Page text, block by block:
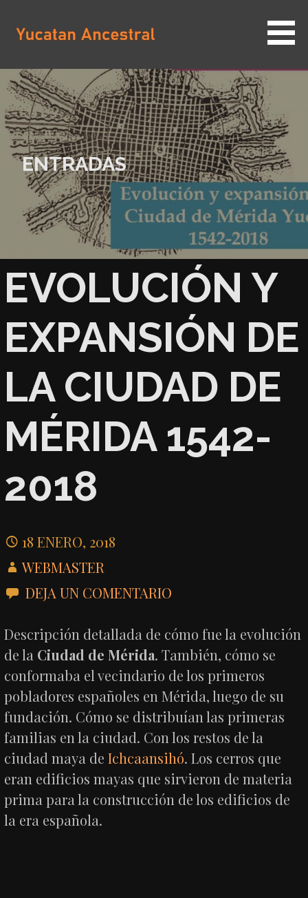
contenido
YUCATAN ANCESTRAL
ENTRADAS
EVOLUCIÓN Y
EXPANSIÓN DE
LA CIUDAD DE
MÉRIDA 1542-
2018
18 ENERO, 2018
WEBMASTER
DEJA UN COMENTARIO
Descripción detallada de cómo fue la evolución
de la Ciudad de Mérida. También, cómo se
conformaba el vecindario de los primeros
pobladores españoles en Mérida, luego de su
fundación. Cómo se distribuían las primeras
familias en la ciudad. Con los restos de la
ciudad maya deIchcaansihó. Los cerros que
eran edificios mayas que sirvieron de materia
prima para la construcción de los edificios de
la era española.